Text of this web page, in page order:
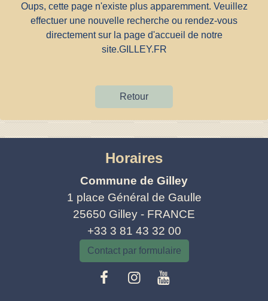
Oups, cette page n'existe plus apparemment. Veuillez
effectuer une nouvelle recherche ou rendez-vous
directement sur la page d'accueil de notre
site.GILLEY.FR
Retour
Horaires
Commune de Gilley
1 place Général de Gaulle
25650 Gilley - FRANCE
+33 3 81 43 32 00
Contact par formulaire